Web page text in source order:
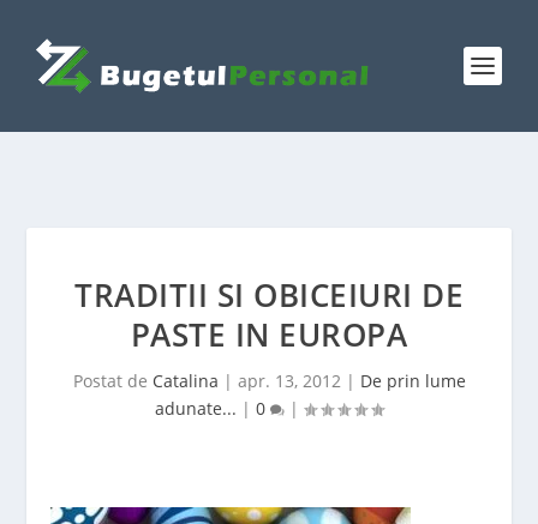
TRADITII SI OBICEIURI DE
PASTE IN EUROPA
Postat de Catalina | apr. 13, 2012| De prin lume
adunate... | 0 |